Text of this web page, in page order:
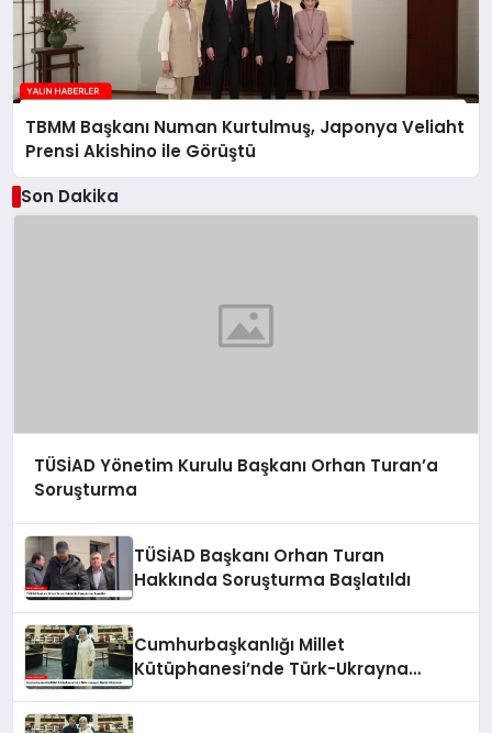
TBMM Başkanı Numan Kurtulmuş, Japonya Veliaht
Prensi Akishino ile Görüştü
Son Dakika
TÜSİAD Yönetim Kurulu Başkanı Orhan Turan’a
Soruşturma
TÜSİAD Başkanı Orhan Turan
Hakkında Soruşturma Başlatıldı
Cumhurbaşkanlığı Millet
Kütüphanesi’nde Türk-Ukrayna